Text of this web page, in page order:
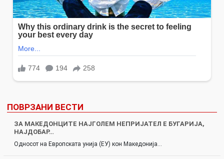
ПОВРЗАНИ ВЕСТИ
ЗА МАКЕДОНЦИТЕ НАЈГОЛЕМ НЕПРИЈАТЕЛ Е БУГАРИЈА,
НАЈДОБАР…
Односот на Европската унија (ЕУ) кон Македонија…